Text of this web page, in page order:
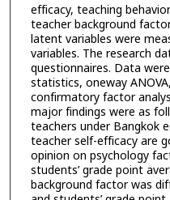
efficacy, teaching
teacher background
latent variables were
variables. The research
questionnaires. Data
statistics, oneway
confirmatory factor
major findings were as
teachers under Bangkok
teacher self-efficacy are
opinion on psychology
students’ grade point
background factor was